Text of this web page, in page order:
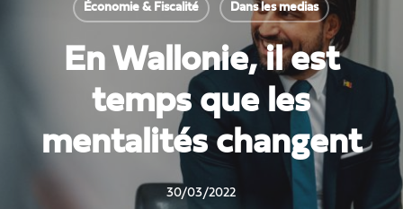
Économie & Fiscalité Dans les medias
En Wallonie, il est
temps que les
mentalités changent
30/03/2022